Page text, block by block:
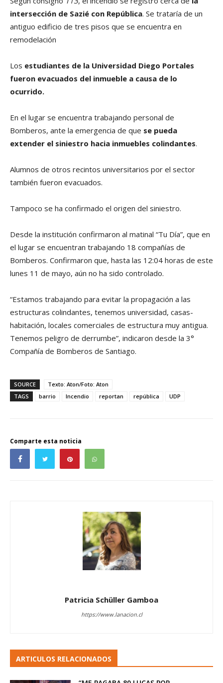
intersección de Sazié con República. Se trataría de un
antiguo edificio de tres pisos que se encuentra en
remodelación
Los estudiantes de la Universidad Diego Portales
fueron evacuados del inmueble a causa de lo
ocurrido.
En el lugar se encuentra trabajando personal de
Bomberos, ante la emergencia de que se pueda
extender el siniestro hacia inmuebles colindantes.
Alumnos de otros recintos universitarios por el sector
también fueron evacuados.
Tampoco se ha confirmado el origen del siniestro.
Desde la institución confirmaron al matinal “Tu Día”, que en
el lugar se encuentran trabajando 18 compañías de
Bomberos. Confirmaron que, hasta las 12:04 horas de este
lunes 11 de mayo, aún no ha sido controlado.
“Estamos trabajando para evitar la propagación a las
estructuras colindantes, tenemos universidad, casas-
habitación, locales comerciales de estructura muy antigua.
Tenemos peligro de derrumbe”, indicaron desde la 3°
Compañía de Bomberos de Santiago.
SOURCE
Texto: Aton/Foto: Aton
TAGS
barrio Incendio reportan república UDP
Comparte esta noticia
Patricia Schüller Gamboa
https://www.lanacion.cl
ARTICULOS RELACIONADOS